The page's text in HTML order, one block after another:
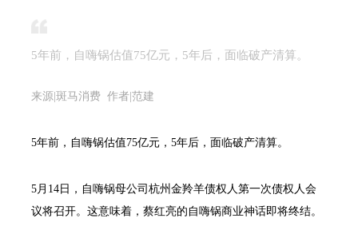
5年前，自嗨锅估值75亿元，5年后，面临破产清算。
来源|斑马消费 作者|范建
5年前，自嗨锅估值75亿元，5年后，面临破产清算。
5月14日，自嗨锅母公司杭州金羚羊债权人第一次债权人会
议将召开。这意味着，蔡红亮的自嗨锅商业神话即将终结。